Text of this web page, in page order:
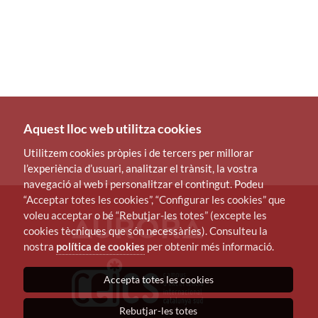
Aquest lloc web utilitza cookies
Utilitzem cookies pròpies i de tercers per millorar
l’experiència d’usuari, analitzar el trànsit, la vostra
navegació al web i personalitzar el contingut. Podeu
“Acceptar totes les cookies”, “Configurar les cookies” que
voleu acceptar o bé “Rebutjar-les totes” (excepte les
cookies tècniques que són necessàries). Consulteu la
nostra política de cookies per obtenir més informació.
Accepta totes les cookies
Rebutjar-les totes